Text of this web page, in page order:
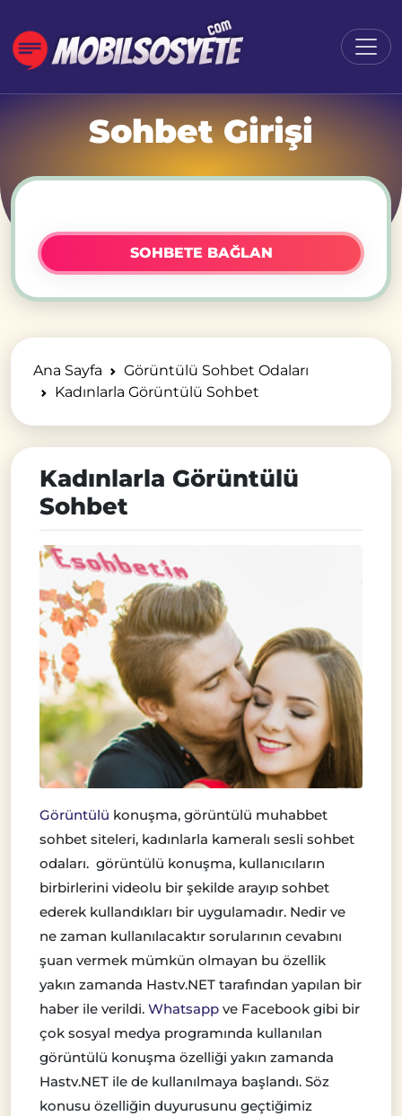
Sohbet Girişi
SOHBETE BAĞLAN
Ana Sayfa
Görüntülü Sohbet Odaları
Kadınlarla Görüntülü Sohbet
Kadınlarla Görüntülü
Sohbet
Görüntülü konuşma, görüntülü muhabbet
sohbet siteleri, kadınlarla kameralı sesli sohbet
odaları. görüntülü konuşma, kullanıcıların
birbirlerini videolu bir şekilde arayıp sohbet
ederek kullandıkları bir uygulamadır. Nedir ve
ne zaman kullanılacaktır sorularının cevabını
şuan vermek mümkün olmayan bu özellik
yakın zamanda Hastv.NET tarafından yapılan bir
haber ile verildi. Whatsapp ve Facebook gibi bir
çok sosyal medya programında kullanılan
görüntülü konuşma özelliği yakın zamanda
Hastv.NET ile de kullanılmaya başlandı. Söz
konusu özelliğin duyurusunu geçtiğimiz